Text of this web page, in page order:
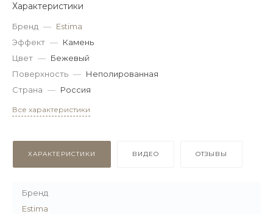
Характеристики
Бренд — Estima
Эффект — Камень
Цвет — Бежевый
Поверхность — Неполированная
Страна — Россия
Все характеристики
ХАРАКТЕРИСТИКИ ВИДЕО ОТЗЫВЫ
Бренд
Estima